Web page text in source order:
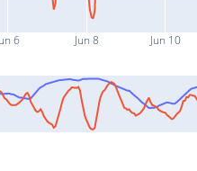
6 Jun 8 Jun 10